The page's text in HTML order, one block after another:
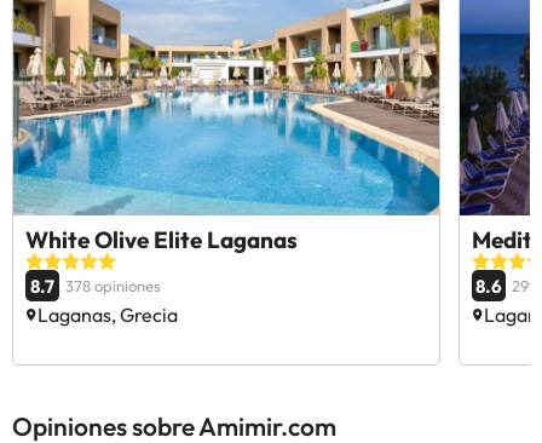
White Olive Elite Laganas
8.7 378 opiniones
Laganas, Grecia
8.6 299
Opiniones sobre Amimir.com